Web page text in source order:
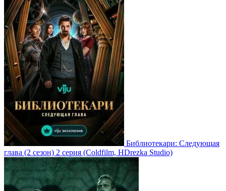
Библиотекари: Следующая
глава (2 сезон) 2 серия (Coldfilm, HDrezka Studio)